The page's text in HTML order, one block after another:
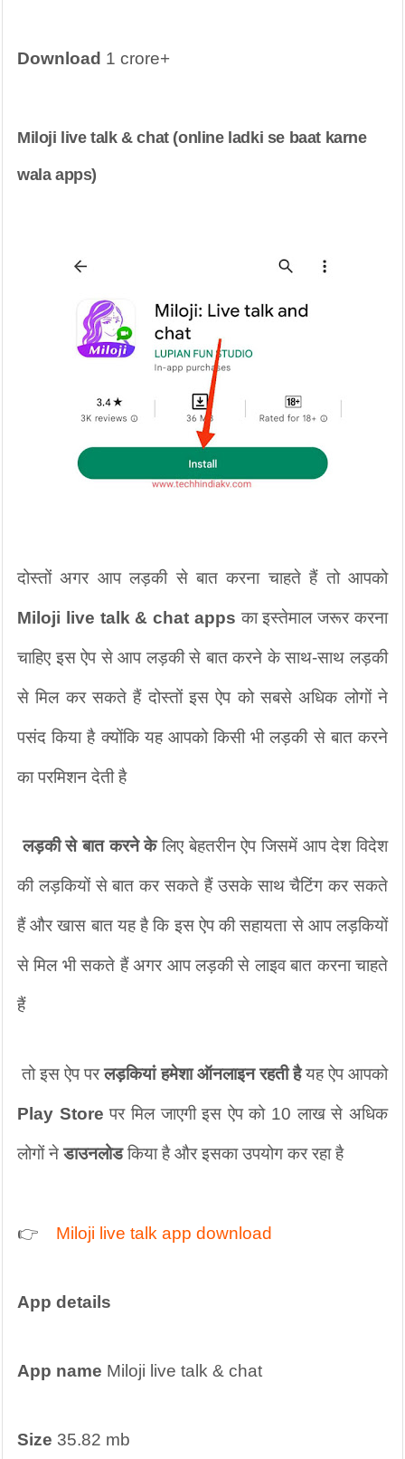
Download 1 crore+
Miloji live talk & chat (online ladki se baat karne
wala apps)
दोस्तों अगर आप लड़की से बात करना चाहते हैं तो आपको
Miloji live talk & chat apps का इस्तेमाल जरूर करना
चाहिए इस ऐप से आप लड़की से बात करने के साथ-साथ लड़की
से मिल कर सकते हैं दोस्तों इस ऐप को सबसे अधिक लोगों ने
पसंद किया है क्योंकि यह आपको किसी भी लड़की से बात करने
का परमिशन देती है
लड़की से बात करने के लिए बेहतरीन ऐप जिसमें आप देश विदेश
की लड़कियों से बात कर सकते हैं उसके साथ चैटिंग कर सकते
हैं और खास बात यह है कि इस ऐप की सहायता से आप लड़कियों
से मिल भी सकते हैं अगर आप लड़की से लाइव बात करना चाहते
हैं
तो इस ऐप पर लड़कियां हमेशा ऑनलाइन रहती है यह ऐप आपको
Play Store पर मिल जाएगी इस ऐप को 10 लाख से अधिक
लोगों ने डाउनलोड किया है और इसका उपयोग कर रहा है
👉 Miloji live talk app download
App details
App name Miloji live talk & chat
Size 35.82 mb